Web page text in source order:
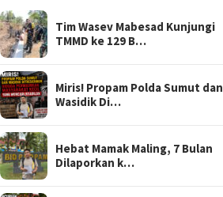
Tim Wasev Mabesad Kunjungi
TMMD ke 129 B…
Miris! Propam Polda Sumut dan
Wasidik Di…
Hebat Mamak Maling, 7 Bulan
Dilaporkan k…